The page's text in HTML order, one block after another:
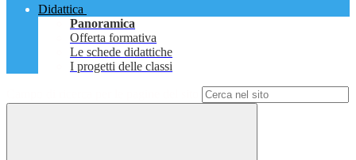
Didattica
Panoramica
Offerta formativa
Le schede didattiche
I progetti delle classi